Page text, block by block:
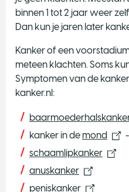
binnen 1 tot 2 jaar weer
Dan kun je jaren later
​Kanker of een
meteen klachten. Soms
Symptomen van de
kanker.nl:
kanker in de mond
schaamlipkanker
anuskanker
peniskanker